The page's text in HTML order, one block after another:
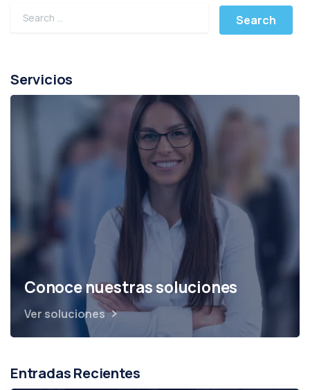
Servicios
Conoce nuestras soluciones
Ver soluciones
Entradas Recientes